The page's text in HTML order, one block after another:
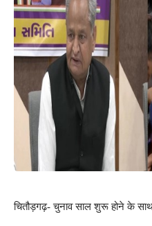
चितौड़गढ़- चुनाव साल शुरू होने के साथ